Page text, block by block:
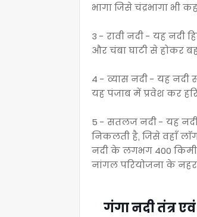
भागा जिसे चंद्रभागा भी
3 - रावी नदी - यह नदी
और चंबा घाटी से होकर
4 - व्यास नदी - यह नदी
यह पंजाब में प्रवेश कर
5 - सतलज नदी - यह नदी
निकलती है‌, जिसे वहाँ
नदी के लगभग 400 किमी
नांगल परियोजना के नहर
गंगा नदी तंत्र